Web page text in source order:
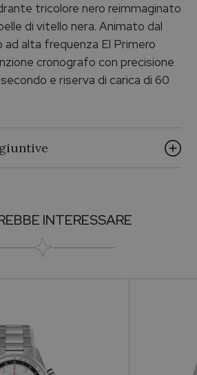
tricolore nero reimmaginato
di vitello nera. Animato dal
alta frequenza El Primero
cronografo con precisione
e riserva di carica di 60
ZENITHINTERESSARE